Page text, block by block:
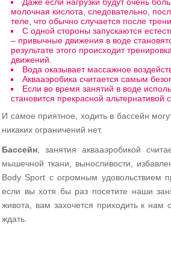
молочная кислота, следовательно,
теле, что обычно случается после
С одной стороны запускаются
– привычные движения в воде
результате этого происходит
движений.
Вода оказывает массажное
Аквааэробика считается самым
Если во время занятий в воде
становится прекрасной
И самое приятное, ходить в бассейн
никаких ограничений нет.
Бассейн , занятия аквааэробикой
мышечной ткани, выносливости,
Body Sport с огромным удовольствием
если вы хотя бы раз посетите наши
живота, вам захочется приходить к
ждать.